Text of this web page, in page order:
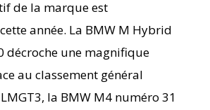
de la marque est
année. La BMW M Hybrid
décroche une magnifique
au classement général
la BMW M4 numéro 31